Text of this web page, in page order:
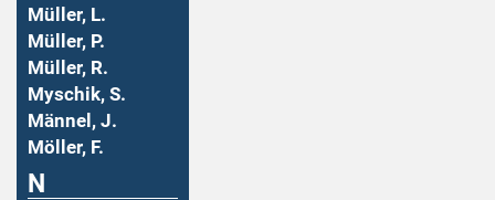
Müller, L.
Müller, P.
Müller, R.
Myschik, S.
Männel, J.
Möller, F.
N